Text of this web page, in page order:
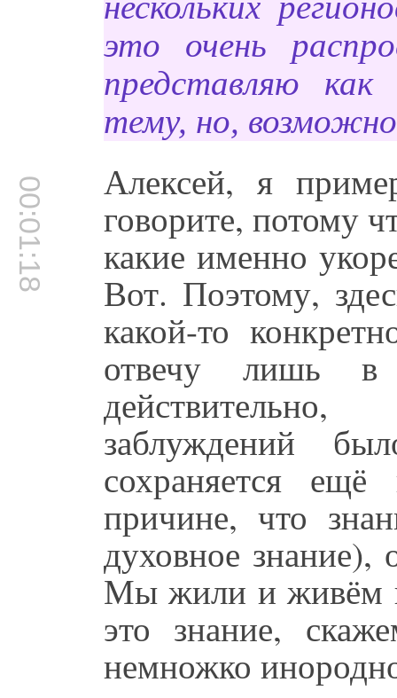
это очень
представляю
тему, но,
00:01:18 Алексей, я
говорите, потому
какие именно
Вот. Поэтому,
какой-то
отвечу лишь
заблуждений
сохраняется
причине, что
духовное
Мы жили и живём в
это знание,
немножко